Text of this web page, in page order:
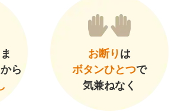
ら
お断り は
ボタンひとつで
気兼ねなく